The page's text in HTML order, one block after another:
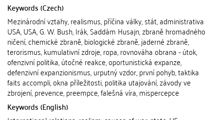
Keywords (Czech)
Mezinárodní vztahy, realismus, příčina války, stát, administrativa
USA, USA, G. W. Bush, Irák, Saddám Husajn, zbraně hromadného
ničení, chemické zbraně, biologické zbraně, jaderné zbraně,
terorismus, kumulativní zdroje, ropa, rovnováha obrana - útok,
ofenzivní politika, útočné reakce, oportunistická expanze,
defenzivní expanzionismus, urputný vzdor, první pohyb, taktika
faits accompli, okna příležitosti, politika utajování, závody ve
zbrojení, prevence, preempce, falešná víra, mispercepce
Keywords (English)